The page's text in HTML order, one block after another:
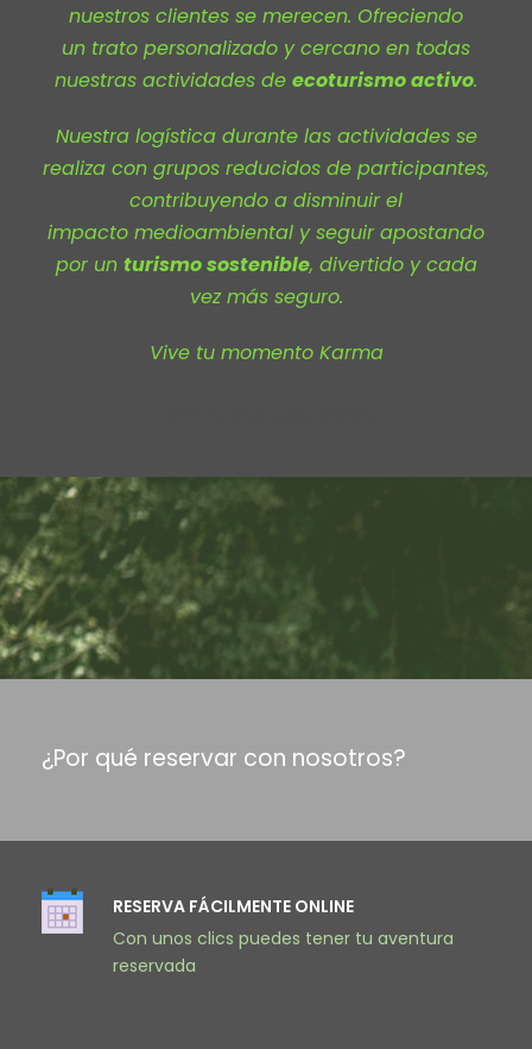
nuestros clientes se merecen. Ofreciendo
un trato personalizado y cercano en todas
nuestras actividades de ecoturismo activo.
Nuestra logística durante las actividades se
realiza con grupos reducidos de participantes,
contribuyendo a disminuir el
impacto medioambiental y seguir apostando
por un turismo sostenible, divertido y cada
vez más seguro.
Vive tu momento Karma
¿Por qué reservar con nosotros?
RESERVA FÁCILMENTE ONLINE
Con unos clics puedes tener tu aventura
reservada